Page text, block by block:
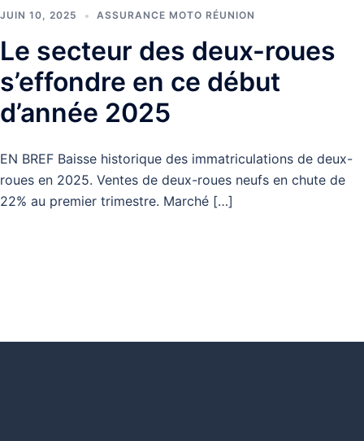
JUIN 10, 2025 ASSURANCE MOTO RÉUNION
Le secteur des deux-roues
s’effondre en ce début
d’année 2025
EN BREF Baisse historique des immatriculations de deux-
roues en 2025. Ventes de deux-roues neufs en chute de
22% au premier trimestre. Marché […]